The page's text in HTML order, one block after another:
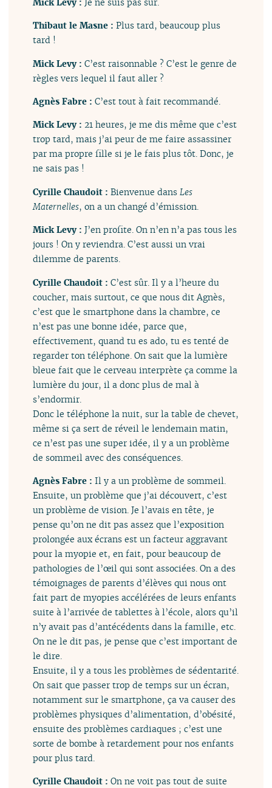
Thibaut le Masne :Plus tard, beaucoup plus
tard !
Mick Levy :C’est raisonnable ? C’est le genre de
règles vers lequel il faut aller ?
Agnès Fabre :C’est tout à fait recommandé.
Mick Levy :21 heures, je me dis même que c’est
trop tard, mais j’ai peur de me faire assassiner
par ma propre fille si je le fais plus tôt. Donc, je
ne sais pas !
Cyrille Chaudoit :Bienvenue dans Les
Maternelles, on a un changé d’émission.
Mick Levy :J’en profite. On n’en n’a pas tous les
jours ! On y reviendra. C’est aussi un vrai
dilemme de parents.
Cyrille Chaudoit :C’est sûr. Il y a l’heure du
coucher, mais surtout, ce que nous dit Agnès,
c’est que le smartphone dans la chambre, ce
n’est pas une bonne idée, parce que,
effectivement, quand tu es ado, tu es tenté de
regarder ton téléphone. On sait que la lumière
bleue fait que le cerveau interprète ça comme la
lumière du jour, il a donc plus de mal à
s’endormir.
Donc le téléphone la nuit, sur la table de chevet,
même si ça sert de réveil le lendemain matin,
ce n’est pas une super idée, il y a un problème
de sommeil avec des conséquences.
Agnès Fabre :Il y a un problème de sommeil.
Ensuite, un problème que j’ai découvert, c’est
un problème de vision. Je l’avais en tête, je
pense qu’on ne dit pas assez que l’exposition
prolongée aux écrans est un facteur aggravant
pour la myopie et, en fait, pour beaucoup de
pathologies de l’œil qui sont associées. On a des
témoignages de parents d’élèves qui nous ont
fait part de myopies accélérées de leurs enfants
suite à l’arrivée de tablettes à l’école, alors qu’il
n’y avait pas d’antécédents dans la famille, etc.
On ne le dit pas, je pense que c’est important de
le dire.
Ensuite, il y a tous les problèmes de sédentarité.
On sait que passer trop de temps sur un écran,
notamment sur le smartphone, ça va causer des
problèmes physiques d’alimentation, d’obésité,
ensuite des problèmes cardiaques ; c’est une
sorte de bombe à retardement pour nos enfants
pour plus tard.
Cyrille Chaudoit :On ne voit pas tout de suite